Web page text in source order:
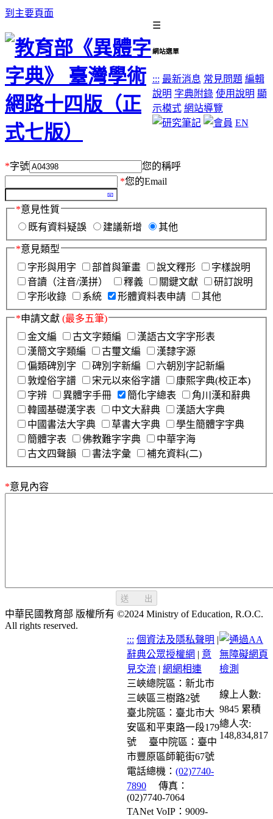
到主要頁面
☰
網站選單
::: 最新消息 常見問題 編輯
說明 字典附錄 使用說明 顯
示模式 網站導覽
EN
*字號
您的稱呼
*您的Email
*意見性質
既有資料疑誤
建議新增 其他
*意見類型
字形與用字
部首與筆畫 說文釋形
字樣說明
音讀（注音/漢拼）
釋義 關鍵文獻
研訂說明
字形收錄
系統 形體資料表申請 其他
*申請文獻 (最多五筆)
金文編
古文字類編
漢語古文字字形表
漢簡文字類編
古璽文編
漢隸字源
偏類碑別字
碑別字新編
六朝別字記新編
敦煌俗字譜
宋元以來俗字譜
康熙字典(校正本)
字辨
異體字手冊 簡化字總表
角川漢和辭典
韓國基礎漢字表
中文大辭典
漢語大字典
中國書法大字典
草書大字典
學生簡體字字典
簡體字表
佛教難字字典
中華字海
古文四聲韻
書法字彙 補充資料(二)
*意見內容
送 出
中華民國教育部 版權所有 ©2024 Ministry of Education, R.O.C.
All rights reserved.
::: 個資法及隱私聲明 |
辭典公眾授權網 | 意
見交流 | 網網相連
三峽總院區：新北市
三峽區三樹路2號
臺北院區：臺北市大
安區和平東路一段179
號
臺中院區：臺中
市豐原區師範街67號
電話總機： (02)7740-
7890
傳真：
(02)7740-7064
TANet VoIP：9009-
線上人數:
9845 累積
總人次:
148,834,817